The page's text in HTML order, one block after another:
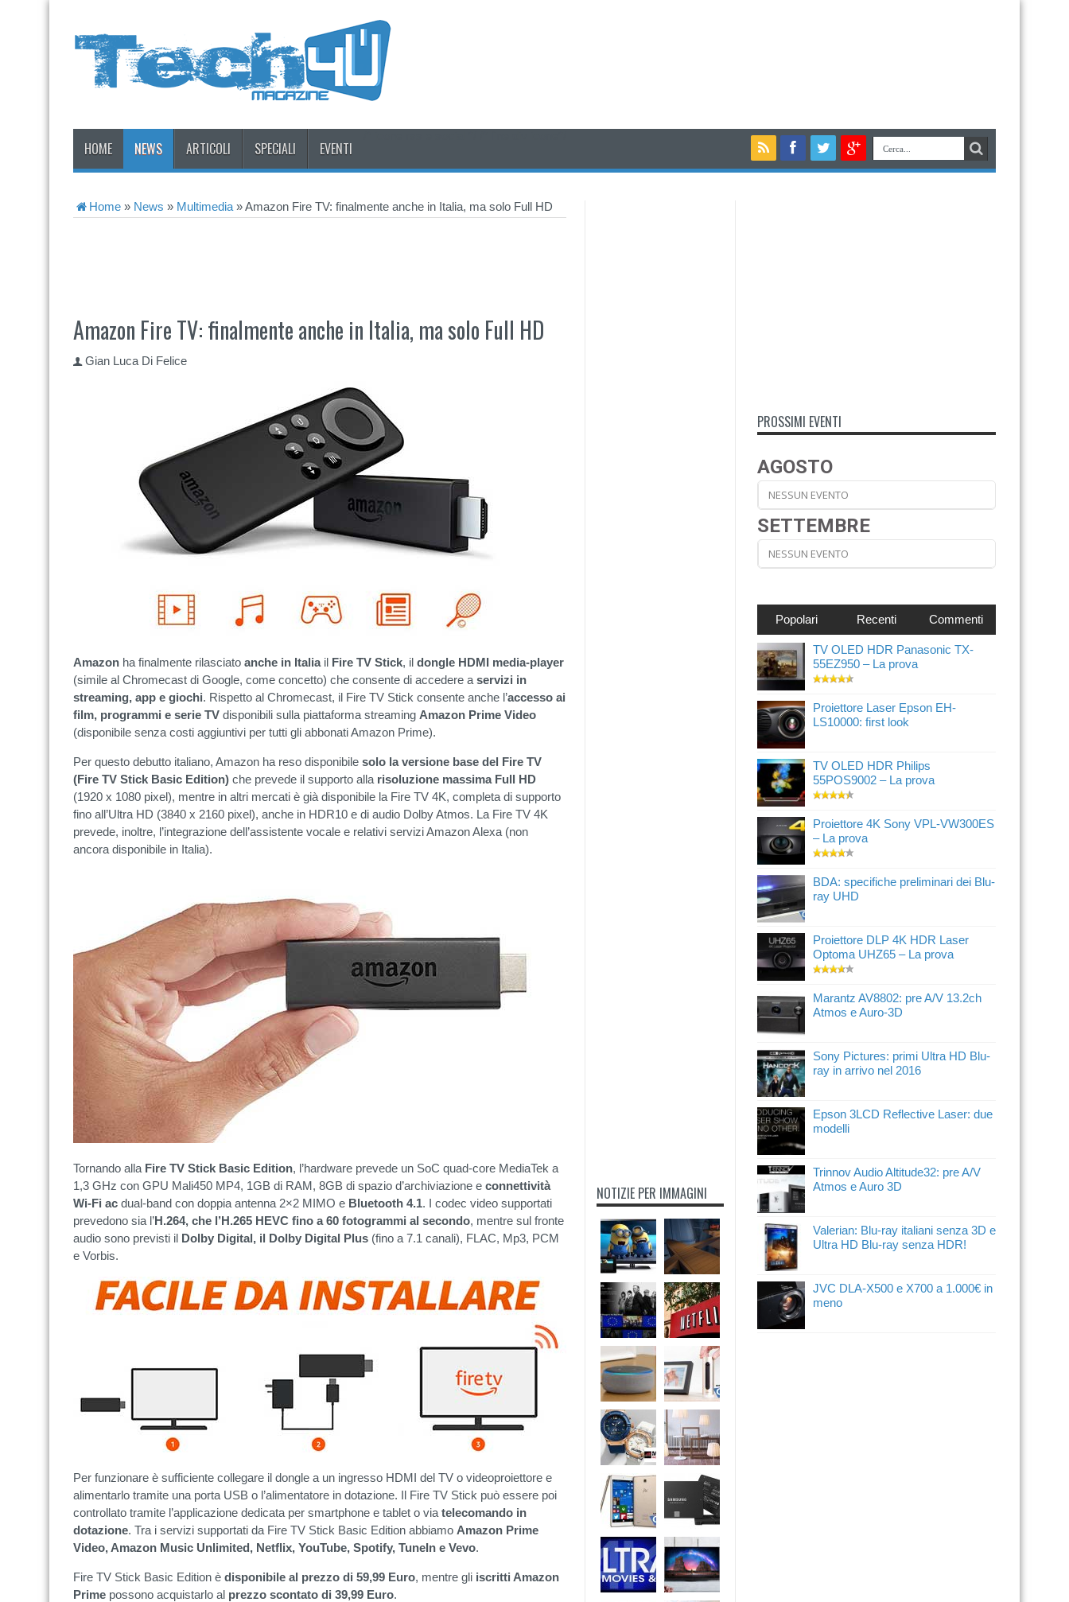
HOME NEWS ARTICOLI SPECIALI EVENTI
Home » News » Multimedia »Amazon Fire TV: finalmente anche in Italia, ma solo Full HD
Amazon Fire TV: finalmente anche in Italia, ma solo Full HD
Gian Luca Di Felice
Amazon ha finalmente rilasciato anche in Italiail Fire TV Stick, il dongle HDMI media-player
(simile al Chromecast di Google, come concetto) che consente di accedere a servizi in
streaming, app e giochi. Rispetto al Chromecast, il Fire TV Stick consente anche l’accesso ai
film, programmi e serie TV disponibili sulla piattaforma streaming Amazon Prime Video
(disponibile senza costi aggiuntivi per tutti gli abbonati Amazon Prime).
Per questo debutto italiano, Amazon ha reso disponibile solo la versione base del Fire TV
(Fire TV Stick Basic Edition) che prevede il supporto alla risoluzione massima Full HD
(1920 x 1080 pixel), mentre in altri mercati è già disponibile la Fire TV 4K, completa di supporto
fino all’Ultra HD (3840 x 2160 pixel), anche in HDR10 e di audio Dolby Atmos. La Fire TV 4K
prevede, inoltre, l’integrazione dell’assistente vocale e relativi servizi Amazon Alexa (non
ancora disponibile in Italia).
Tornando alla Fire TV Stick Basic Edition, l’hardware prevede un SoC quad-core MediaTek a
1,3 GHz con GPU Mali450 MP4, 1GB di RAM, 8GB di spazio d’archiviazione e connettività
Wi-Fi ac dual-band con doppia antenna 2×2 MIMO e Bluetooth 4.1. I codec video supportati
prevedono sia l’H.264, che l’H.265 HEVC fino a 60 fotogrammi al secondo, mentre sul fronte
audio sono previsti il Dolby Digital, il Dolby Digital Plus (fino a 7.1 canali), FLAC, Mp3, PCM
e Vorbis.
Per funzionare è sufficiente collegare il dongle a un ingresso HDMI del TV o videoproiettore e
alimentarlo tramite una porta USB o l’alimentatore in dotazione. Il Fire TV Stick può essere poi
controllato tramite l’applicazione dedicata per smartphone e tablet o via telecomando in
dotazione. Tra i servizi supportati da Fire TV Stick Basic Edition abbiamo Amazon Prime
Video, Amazon Music Unlimited, Netflix, YouTube, Spotify, TuneIn e Vevo.
Fire TV Stick Basic Edition è disponibile al prezzo di 59,99 Euro, mentre gli iscritti Amazon
Prime possono acquistarlo al prezzo scontato di 39,99 Euro.
NOTIZIE PER IMMAGINI
PROSSIMI EVENTI
AGOSTO
NESSUN EVENTO
SETTEMBRE
NESSUN EVENTO
Popolari Recenti Commenti
TV OLED HDR Panasonic TX-
55EZ950 – La prova
Proiettore Laser Epson EH-
LS10000: first look
TV OLED HDR Philips
55POS9002 – La prova
Proiettore 4K Sony VPL-VW300ES
– La prova
BDA: specifiche preliminari dei Blu-
ray UHD
Proiettore DLP 4K HDR Laser
Optoma UHZ65 – La prova
Marantz AV8802: pre A/V 13.2ch
Atmos e Auro-3D
Sony Pictures: primi Ultra HD Blu-
ray in arrivo nel 2016
Epson 3LCD Reflective Laser: due
modelli
Trinnov Audio Altitude32: pre A/V
Atmos e Auro 3D
Valerian: Blu-ray italiani senza 3D e
Ultra HD Blu-ray senza HDR!
JVC DLA-X500 e X700 a 1.000€ in
meno